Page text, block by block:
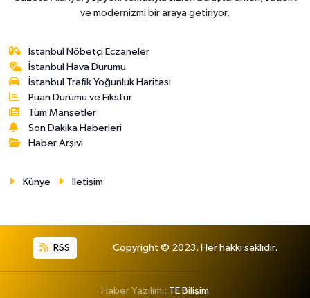
ve modernizmi bir araya getiriyor.
İstanbul Nöbetçi Eczaneler
İstanbul Hava Durumu
İstanbul Trafik Yoğunluk Haritası
Puan Durumu ve Fikstür
Tüm Manşetler
Son Dakika Haberleri
Haber Arşivi
Künye İletişim
RSS Copyright © 2023. Her hakkı saklıdır.
Haber Yazılımı: TE Bilişim